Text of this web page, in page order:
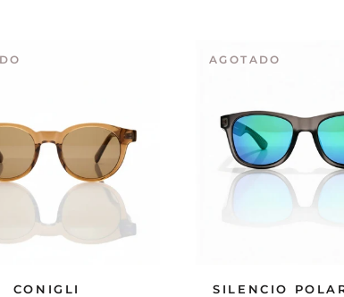
CONIGLI
AGOTADO
SILENCIO